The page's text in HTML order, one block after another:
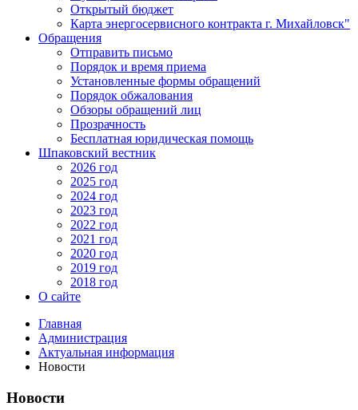
Открытый бюджет
Карта энергосервисного контракта г. Михайловск"
Обращения
Отправить письмо
Порядок и время приема
Установленные формы обращений
Порядок обжалования
Обзоры обращений лиц
Прозрачность
Бесплатная юридическая помощь
Шпаковский вестник
2026 год
2025 год
2024 год
2023 год
2022 год
2021 год
2020 год
2019 год
2018 год
О сайте
Главная
Администрация
Актуальная информация
Новости
Новости